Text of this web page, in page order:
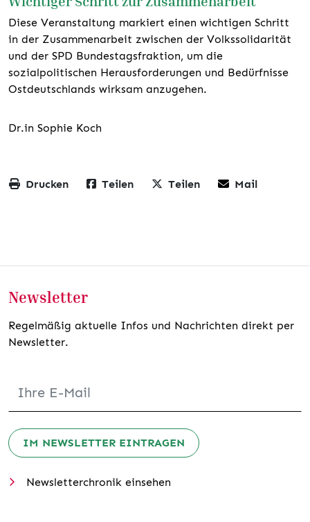
Diese Veranstaltung markiert einen wichtigen Schritt
in der Zusammenarbeit zwischen der Volkssolidarität
und der SPD Bundestagsfraktion, um die
sozialpolitischen Herausforderungen und Bedürfnisse
Ostdeutschlands wirksam anzugehen.
Dr.in Sophie Koch
Drucken Teilen Teilen Mail
Newsletter
Regelmäßig aktuelle Infos und Nachrichten direkt per
Newsletter.
IM NEWSLETTER EINTRAGEN
Newsletterchronik einsehen